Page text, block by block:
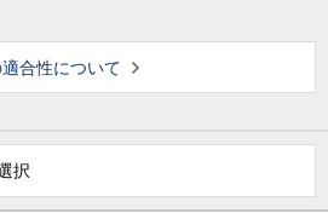
合性について
択